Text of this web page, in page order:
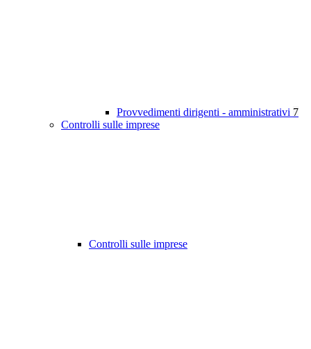
Provvedimenti dirigenti - amministrativi 7
Controlli sulle imprese
Controlli sulle imprese